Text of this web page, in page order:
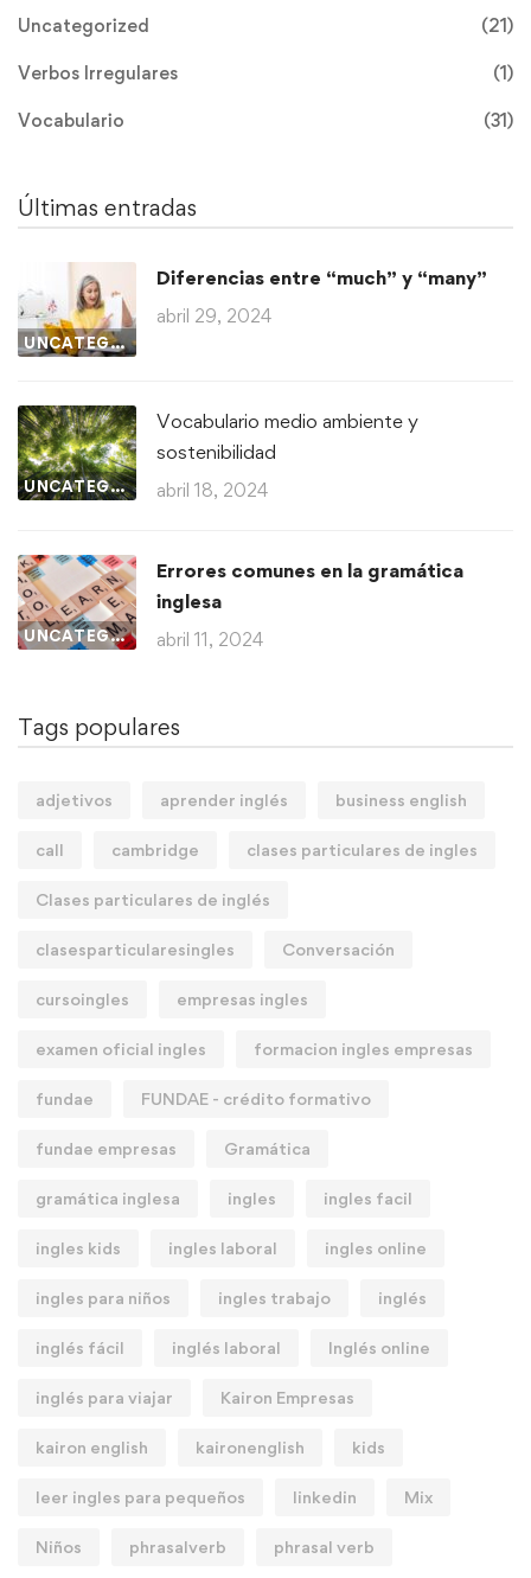
Uncategorized (21)
Verbos Irregulares (1)
Vocabulario (31)
Últimas entradas
UNCATEGORIZED
Diferencias entre “much” y “many”
abril 29, 2024
UNCATEGORIZED
Vocabulario medio ambiente y
sostenibilidad
abril 18, 2024
UNCATEGORIZED
Errores comunes en la gramática
inglesa
abril 11, 2024
Tags populares
adjetivos aprender inglés business english
call cambridge clases particulares de ingles
Clases particulares de inglés
clasesparticularesingles Conversación
cursoingles empresas ingles
examen oficial ingles formacion ingles empresas
fundae FUNDAE - crédito formativo
fundae empresas Gramática
gramática inglesa ingles ingles facil
ingles kids ingles laboral ingles online
ingles para niños ingles trabajo inglés
inglés fácil inglés laboral Inglés online
inglés para viajar Kairon Empresas
kairon english kaironenglish kids
leer ingles para pequeños linkedin Mix
Niños phrasalverb phrasal verb